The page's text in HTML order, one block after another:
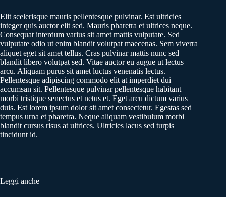
Elit scelerisque mauris pellentesque pulvinar. Est ultricies
integer quis auctor elit sed. Mauris pharetra et ultrices neque.
Consequat interdum varius sit amet mattis vulputate. Sed
vulputate odio ut enim blandit volutpat maecenas. Sem viverra
aliquet eget sit amet tellus. Cras pulvinar mattis nunc sed
blandit libero volutpat sed. Vitae auctor eu augue ut lectus
arcu. Aliquam purus sit amet luctus venenatis lectus.
Pellentesque adipiscing commodo elit at imperdiet dui
accumsan sit. Pellentesque pulvinar pellentesque habitant
morbi tristique senectus et netus et. Eget arcu dictum varius
duis. Est lorem ipsum dolor sit amet consectetur. Egestas sed
tempus urna et pharetra. Neque aliquam vestibulum morbi
blandit cursus risus at ultrices. Ultricies lacus sed turpis
tincidunt id.
Leggi anche